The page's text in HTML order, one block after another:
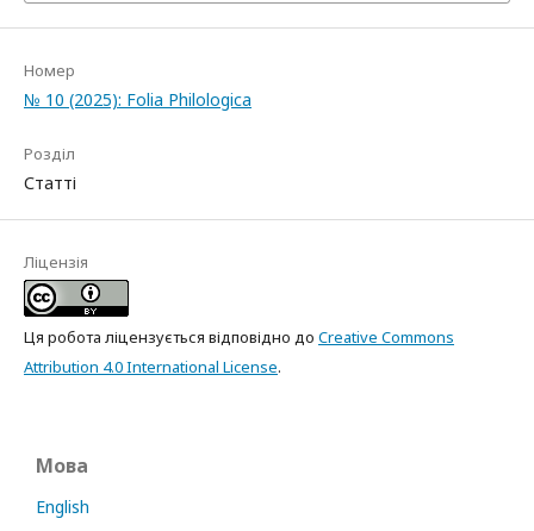
Номер
№ 10 (2025): Folia Philologica
Розділ
Статті
Ліцензія
Ця робота ліцензується відповідно до Creative Commons
Attribution 4.0 International License.
Мова
English